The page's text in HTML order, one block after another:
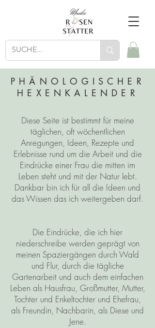
PHÄNOLOGISCHER
HEXENKALENDER
Diese Seite ist bestimmt für meine
täglichen, oft wöchentlichen
Anregungen, Ideen, Rezepte und
Erlebnisse rund um die Arbeit und die
Eindrücke einer Frau die mitten im
Leben steht und mit der Natur lebt.
Dankbar bin ich für all die Ideen und
das Wissen das ich weitergeben darf.
Die Eindrücke, die ich hier
niederschreibe werden geprägt von
meinen Spaziergängen durch Wald
und Flur, durch die tägliche
Gartenarbeit und auch dem einfachen
Leben als Hausfrau, Großmutter, Mutter,
Tochter und Enkeltochter und Ehefrau,
als Freundin, Nachbarin, als Diese und
Jene.